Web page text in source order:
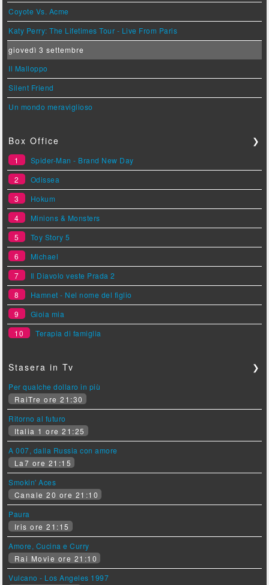
Coyote Vs. Acme
Katy Perry: The Lifetimes Tour - Live From Paris
giovedì 3 settembre
Il Malloppo
Silent Friend
Un mondo meraviglioso
Box Office ❯
1
Spider-Man - Brand New Day
2
Odissea
3
Hokum
4
Minions & Monsters
5
Toy Story 5
6
Michael
7
Il Diavolo veste Prada 2
8
Hamnet - Nel nome del figlio
9
Gioia mia
10
Terapia di famiglia
Stasera in Tv ❯
Per qualche dollaro in più
RaiTre ore 21:30
Ritorno al futuro
Italia 1 ore 21:25
A 007, dalla Russia con amore
La7 ore 21:15
Smokin' Aces
Canale 20 ore 21:10
Paura
Iris ore 21:15
Amore, Cucina e Curry
Rai Movie ore 21:10
Vulcano - Los Angeles 1997